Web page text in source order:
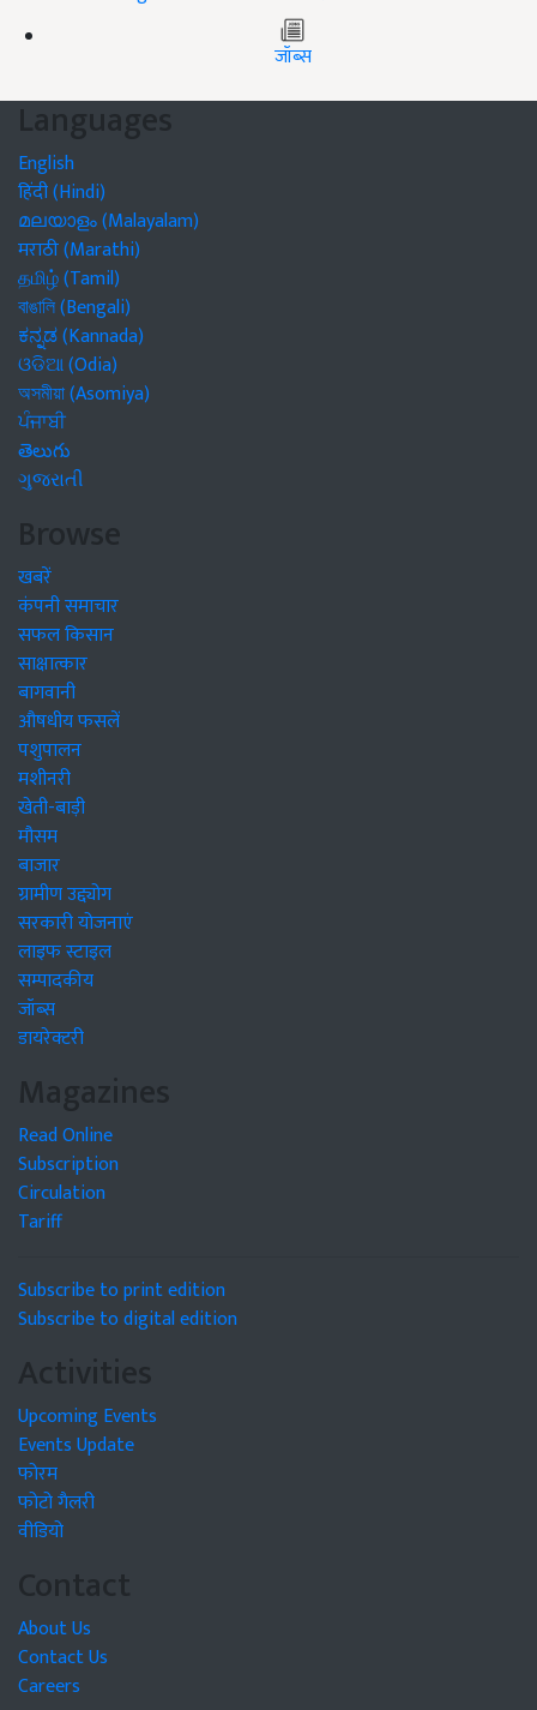
जॉब्स
Languages
English
हिंदी (Hindi)
മലയാളം (Malayalam)
मराठी (Marathi)
தமிழ் (Tamil)
বাঙালি (Bengali)
ಕನ್ನಡ (Kannada)
ଓଡିଆ (Odia)
অসমীয়া (Asomiya)
ਪੰਜਾਬੀ
తెలుగు
ગુજરાતી
Browse
खबरें
कंपनी समाचार
सफल किसान
साक्षात्कार
बागवानी
औषधीय फसलें
पशुपालन
मशीनरी
खेती-बाड़ी
मौसम
बाजार
ग्रामीण उद्द्योग
सरकारी योजनाएं
लाइफ स्टाइल
सम्पादकीय
जॉब्स
डायरेक्टरी
Magazines
Read Online
Subscription
Circulation
Tariff
Subscribe to print edition
Subscribe to digital edition
Activities
Upcoming Events
Events Update
फोरम
फोटो गैलरी
वीडियो
Contact
About Us
Contact Us
Careers